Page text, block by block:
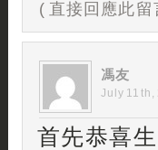
( 直接回應此留
馮友
July 11th,
首先恭喜